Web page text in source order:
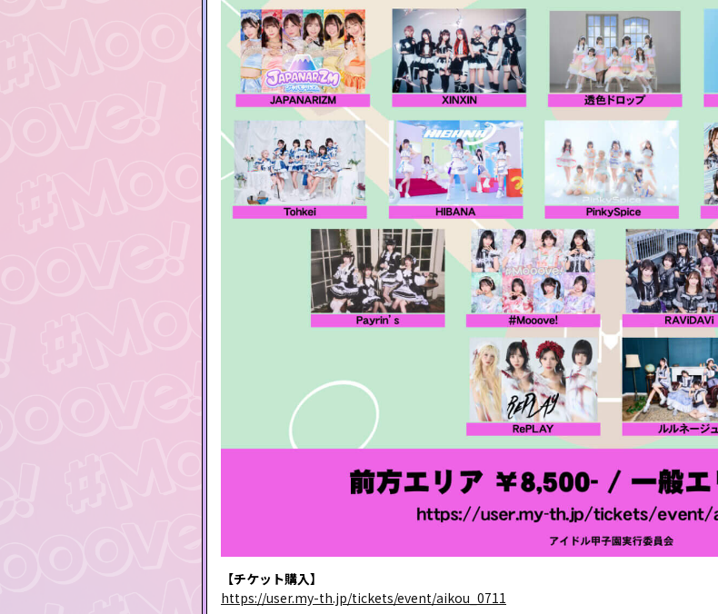
【チケット購入】
https://user.my-th.jp/tickets/event/aikou_0711